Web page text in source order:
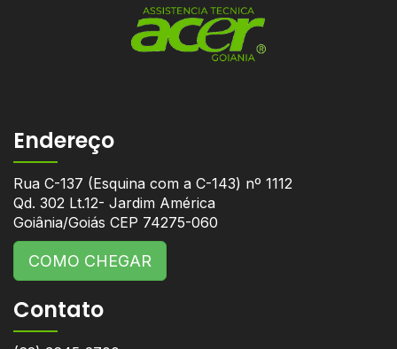
Endereço
Rua C-137 (Esquina com a C-143) nº 1112
Qd. 302 Lt.12- Jardim América
Goiânia/Goiás CEP 74275-060
COMO CHEGAR
Contato